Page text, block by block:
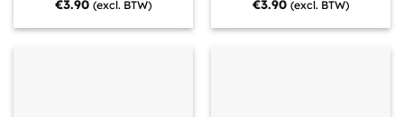
€3.90 (excl. BTW) €3.90 (excl. BTW)